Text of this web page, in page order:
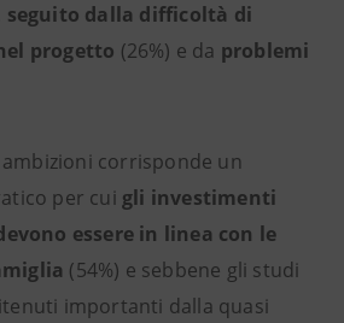
seguito dalla difficoltà di
progetto (26%) e da problemi
corrisponde un
per cui gli investimenti
essere in linea con le
(54%) e sebbene gli studi
importanti dalla quasi